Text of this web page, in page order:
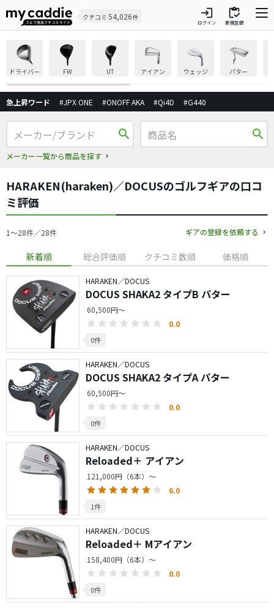
クチコミ 54,026件 login
ログイン
inventory
新規登録
ドライバー FW UT アイアン ウェッジ パター
急上昇ワード #JPX ONE #ONOFF AKA #Qi4D #G440
search
メーカー一覧から商品を探す
search
HARAKEN(haraken)／DOCUSのゴルフギアの口コ
ミ評価
1〜28件／28件 ギアの登録を依頼する
新着順 総合評価順 クチコミ数順 価格順
HARAKEN／DOCUS
DOCUS SHAKA2 タイプB パター
60,500円～
0.0
0件
HARAKEN／DOCUS
DOCUS SHAKA2 タイプA パター
60,500円～
0.0
0件
HARAKEN／DOCUS
Reloaded＋ アイアン
121,000円（6本）～
6.0
1件
HARAKEN／DOCUS
Reloaded＋ Mアイアン
158,400円（6本）～
0.0
0件